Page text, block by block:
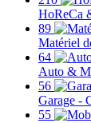
HoReCa
89
Matériel
64
Auto &
56
Garage -
55